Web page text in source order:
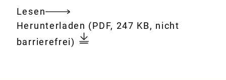
Lesen
Gesamtes
Dokument
Download:
Herunterladen Verzehr
von
(PDF, 247 KB, nicht
barrierefrei)